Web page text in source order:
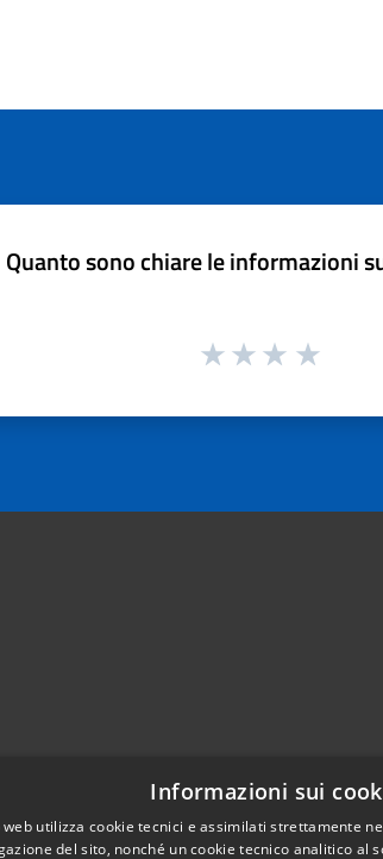
Quanto sono chiare le informazioni
50122 Firenze
Email:
Pec:
Informazioni sui
web utilizza cookie tecnici e assimilati strettamente
del sito, nonché un cookie tecnico analitico al